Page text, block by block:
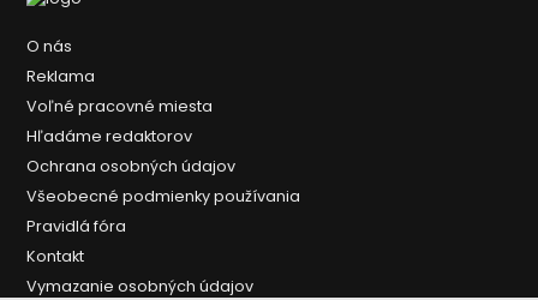
O nás
Reklama
Voľné pracovné miesta
Hľadáme redaktorov
Ochrana osobných údajov
Všeobecné podmienky používania
Pravidlá fóra
Kontakt
Vymazanie osobných údajov